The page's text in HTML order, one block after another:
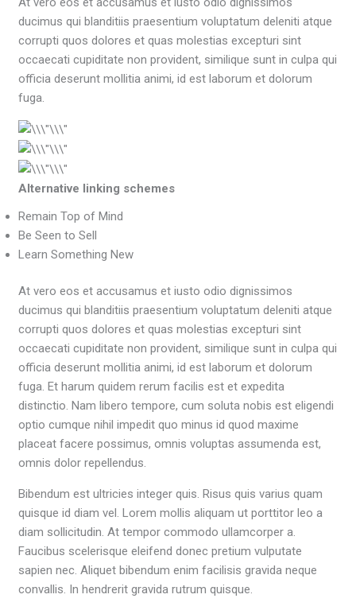
ducimus qui blanditiis praesentium voluptatum deleniti atque
corrupti quos dolores et quas molestias excepturi sint
occaecati cupiditate non provident, similique sunt in culpa qui
officia deserunt mollitia animi, id est laborum et dolorum
fuga.
Alternative linking schemes
Remain Top of Mind
Be Seen to Sell
Learn Something New
At vero eos et accusamus et iusto odio dignissimos
ducimus qui blanditiis praesentium voluptatum deleniti atque
corrupti quos dolores et quas molestias excepturi sint
occaecati cupiditate non provident, similique sunt in culpa qui
officia deserunt mollitia animi, id est laborum et dolorum
fuga. Et harum quidem rerum facilis est et expedita
distinctio. Nam libero tempore, cum soluta nobis est eligendi
optio cumque nihil impedit quo minus id quod maxime
placeat facere possimus, omnis voluptas assumenda est,
omnis dolor repellendus.
Bibendum est ultricies integer quis. Risus quis varius quam
quisque id diam vel. Lorem mollis aliquam ut porttitor leo a
diam sollicitudin. At tempor commodo ullamcorper a.
Faucibus scelerisque eleifend donec pretium vulputate
sapien nec. Aliquet bibendum enim facilisis gravida neque
convallis. In hendrerit gravida rutrum quisque.